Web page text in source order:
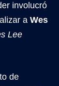
involucró
a Wes
Lee
de